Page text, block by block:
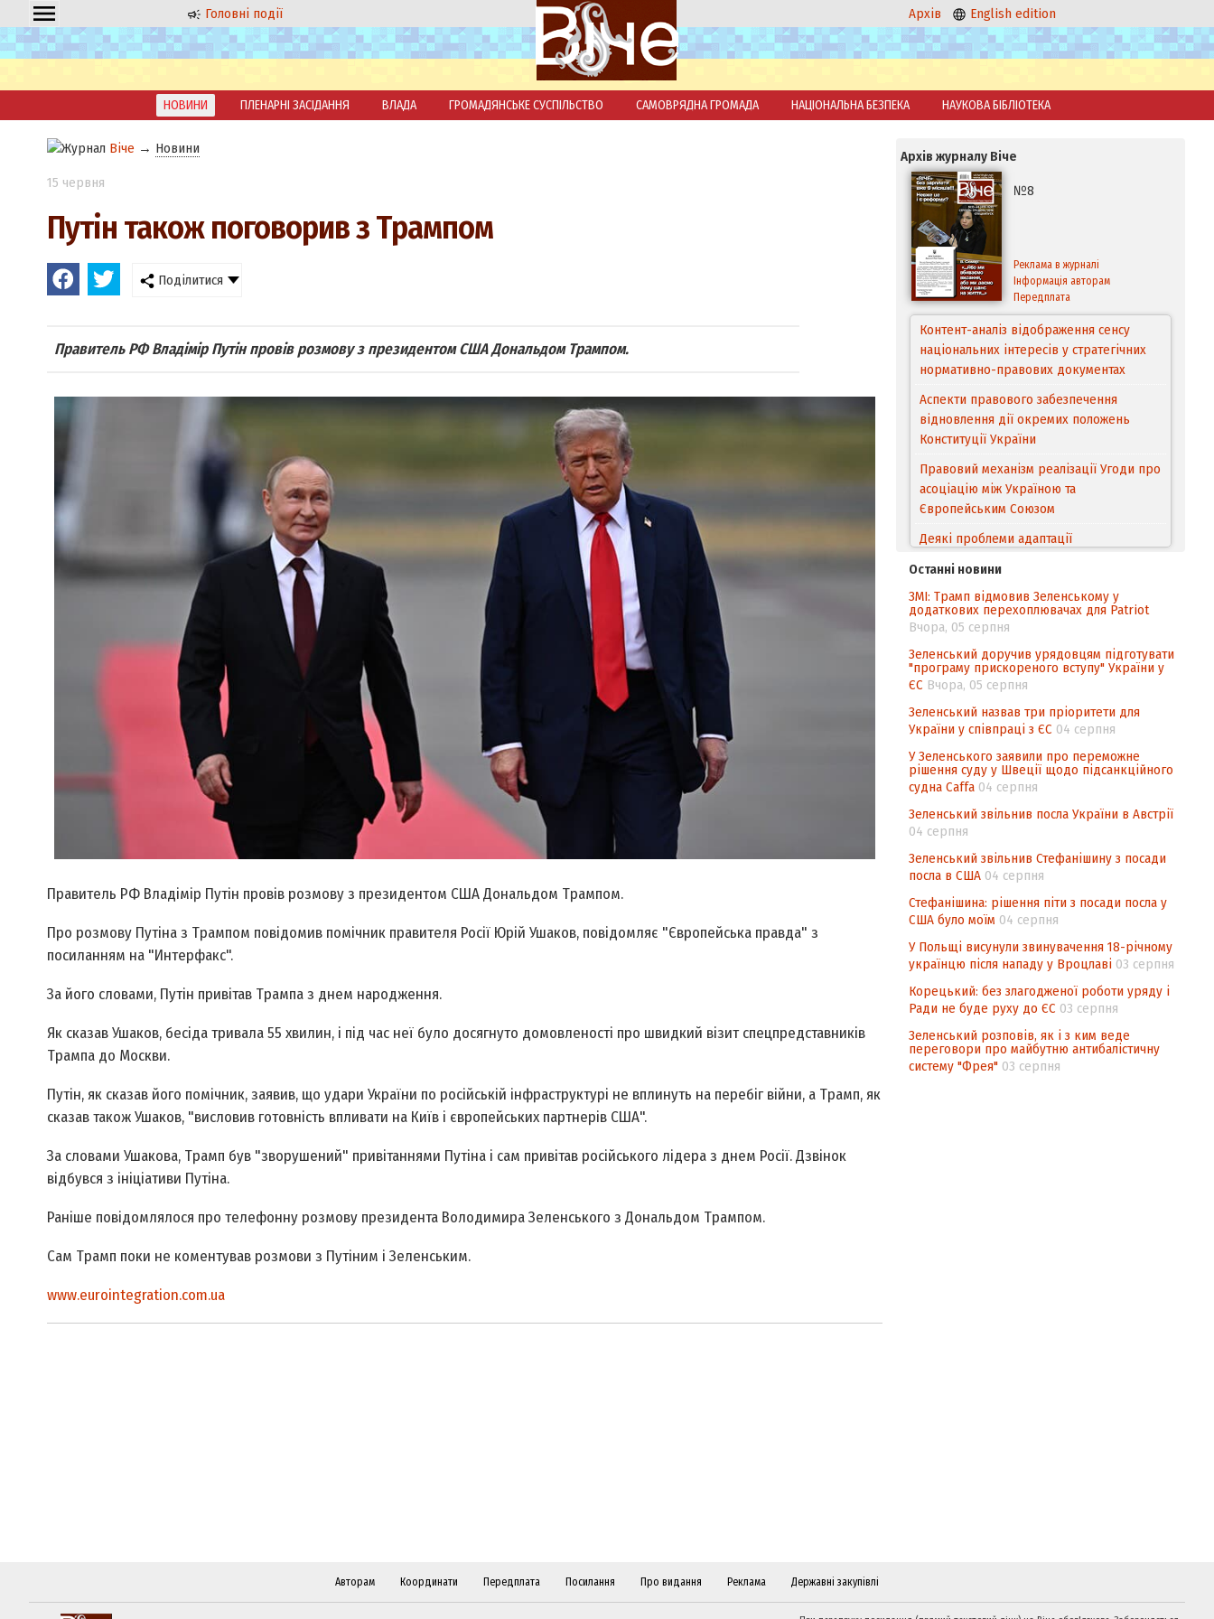
Головні події Архів English edition
НОВИНИ ПЛЕНАРНІ ЗАСІДАННЯ ВЛАДА ГРОМАДЯНСЬКЕ СУСПІЛЬСТВО САМОВРЯДНА ГРОМАДА НАЦІОНАЛЬНА БЕЗПЕКА НАУКОВА БІБЛІОТЕКА
Віче → Новини
15 червня
Путін також поговорив з Трампом
Поділитися
Правитель РФ Владімір Путін провів розмову з президентом США Дональдом Трампом.
Правитель РФ Владімір Путін провів розмову з президентом США Дональдом Трампом.
Про розмову Путіна з Трампом повідомив помічник правителя Росії Юрій Ушаков, повідомляє "Європейська правда" з
посиланням на "Интерфакс".
За його словами, Путін привітав Трампа з днем народження.
Як сказав Ушаков, бесіда тривала 55 хвилин, і під час неї було досягнуто домовленості про швидкий візит спецпредставників
Трампа до Москви.
Путін, як сказав його помічник, заявив, що удари України по російській інфраструктурі не вплинуть на перебіг війни, а Трамп, як
сказав також Ушаков, "висловив готовність впливати на Київ і європейських партнерів США".
За словами Ушакова, Трамп був "зворушений" привітаннями Путіна і сам привітав російського лідера з днем Росії. Дзвінок
відбувся з ініціативи Путіна.
Раніше повідомлялося про телефонну розмову президента Володимира Зеленського з Дональдом Трампом.
Сам Трамп поки не коментував розмови з Путіним і Зеленським.
www.eurointegration.com.ua
Архів журналу Віче
№8
Реклама в журналі
Інформація авторам
Передплата
Контент-аналіз відображення сенсу
національних інтересів у стратегічних
нормативно-правових документах
Аспекти правового забезпечення
відновлення дії окремих положень
Конституції України
Правовий механізм реалізації Угоди про
асоціацію між Україною та
Європейським Cоюзом
Деякі проблеми адаптації
походження товарів відповідно до
Угоди про торговельні аспекти прав
інтелектуальної власності (TRIPS) у
контексті євроінтеграції
Аналіз виборчого законодавства щодо
невизначеності механізму повторного
підрахунку голосів виборців
Інформаційна безпека суспільства
Останні новини
ЗМІ: Трамп відмовив Зеленському у
додаткових перехоплювачах для Patriot
Вчора, 05 серпня
Зеленський доручив урядовцям підготувати
"програму прискореного вступу" України у
ЄС Вчора, 05 серпня
Зеленський назвав три пріоритети для
України у співпраці з ЄС 04 серпня
У Зеленського заявили про переможне
рішення суду у Швеції щодо підсанкційного
судна Caffa 04 серпня
Зеленський звільнив посла України в Австрії
04 серпня
Зеленський звільнив Стефанішину з посади
посла в США 04 серпня
Стефанішина: рішення піти з посади посла у
США було моїм 04 серпня
У Польщі висунули звинувачення 18-річному
українцю після нападу у Вроцлаві 03 серпня
Корецький: без злагодженої роботи уряду і
Ради не буде руху до ЄС 03 серпня
Зеленський розповів, як і з ким веде
переговори про майбутню антибалістичну
систему "Фрея" 03 серпня
Авторам Координати Передплата Посилання Про видання Реклама Державні закупівлі